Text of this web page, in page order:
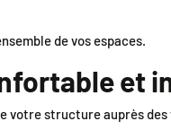
de vos espaces.
et
votre structure auprès